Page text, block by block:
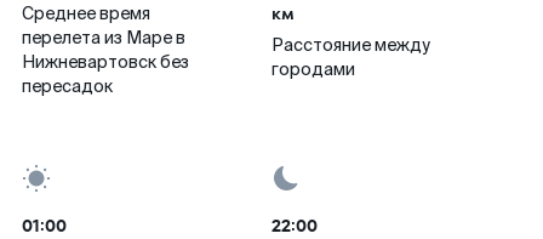
Среднее время
перелета из Маре в
Нижневартовск без
пересадок
км
Расстояние между
городами
01:00 22:00